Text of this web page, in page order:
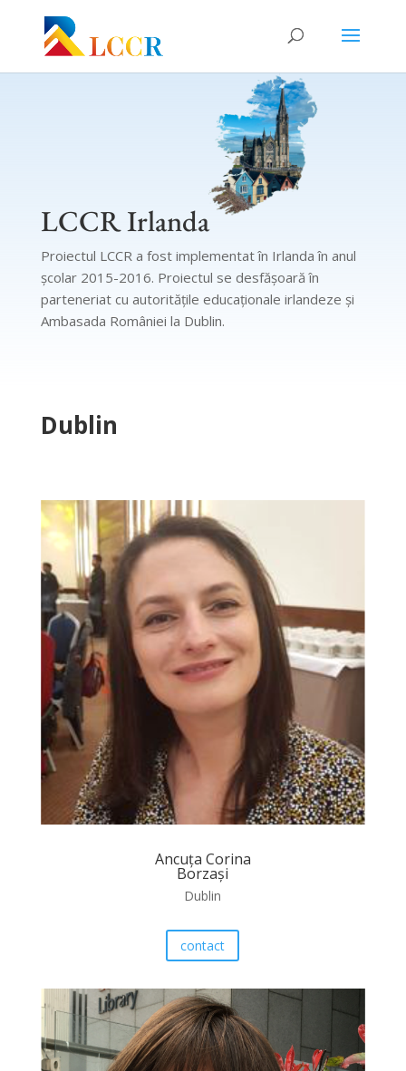
LCCR Irlanda
Proiectul LCCR a fost implementat în Irlanda în anul
școlar 2015-2016. Proiectul se desfășoară în
parteneriat cu autoritățile educaționale irlandeze și
Ambasada României la Dublin.
Dublin
Ancuța Corina
Borzași
Dublin
contact